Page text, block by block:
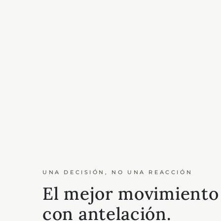
UNA DECISIÓN, NO UNA REACCIÓN
El mejor movimiento
con antelación.